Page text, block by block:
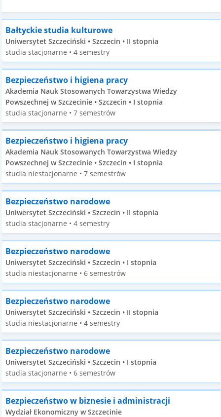
Bałtyckie studia kulturowe
Uniwersytet Szczeciński • Szczecin • II stopnia
studia stacjonarne • 4 semestry
Bezpieczeństwo i higiena pracy
Akademia Nauk Stosowanych Towarzystwa Wiedzy
Powszechnej w Szczecinie • Szczecin • I stopnia
studia stacjonarne • 7 semestrów
Bezpieczeństwo i higiena pracy
Akademia Nauk Stosowanych Towarzystwa Wiedzy
Powszechnej w Szczecinie • Szczecin • I stopnia
studia niestacjonarne • 7 semestrów
Bezpieczeństwo narodowe
Uniwersytet Szczeciński • Szczecin • II stopnia
studia stacjonarne • 4 semestry
Bezpieczeństwo narodowe
Uniwersytet Szczeciński • Szczecin • I stopnia
studia niestacjonarne • 6 semestrów
Bezpieczeństwo narodowe
Uniwersytet Szczeciński • Szczecin • II stopnia
studia niestacjonarne • 4 semestry
Bezpieczeństwo narodowe
Uniwersytet Szczeciński • Szczecin • I stopnia
studia stacjonarne • 6 semestrów
Bezpieczeństwo w biznesie i administracji
Wydział Ekonomiczny w Szczecinie